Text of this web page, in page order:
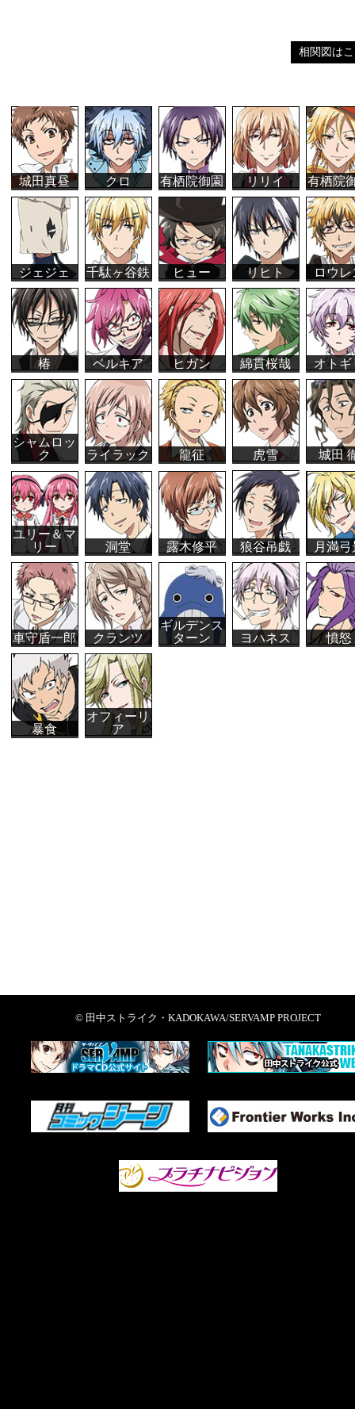
相関図は
城田真昼 クロ 有栖院御園 リリイ 有栖院
ジェジェ 千駄ヶ谷鉄 ヒュー リヒト ロウレ
椿 ベルキア ヒガン 綿貫桜哉 オトギ
シャムロッ
ク
ライラック 龍征 虎雪 城田
ユリー＆マ
リー
洞堂 露木修平 狼谷吊戯 月満弓
車守盾一郎 クランツ
ギルデンス
ターン
ヨハネス 憤怒
暴食
オフィーリ
ア
© 田中ストライク・KADOKAWA/SERVAMP PROJECT